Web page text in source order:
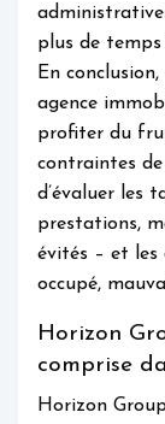
plus de
En
agence
profiter du
contraintes
d’évaluer les
prestations,
évités – et les
occupé,
Horizon
comprise
Horizon